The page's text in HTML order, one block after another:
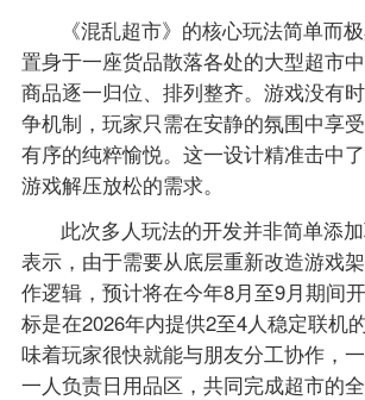
《混乱超市》的核心玩法简单而
置身于一座货品散落各处的大型超市
商品逐一归位、排列整齐。游戏没有
争机制，玩家只需在安静的氛围中享
有序的纯粹愉悦。这一设计精准击中
游戏解压放松的需求。
此次多人玩法的开发并非简单添
表示，由于需要从底层重新改造游戏
作逻辑，预计将在今年8月至9月期间
标是在2026年内提供2至4人稳定联机
味着玩家很快就能与朋友分工协作，一
一人负责日用品区，共同完成超市的全